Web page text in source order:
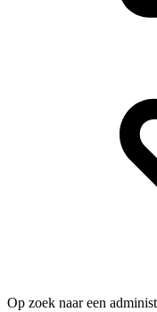
Op zoek naar een